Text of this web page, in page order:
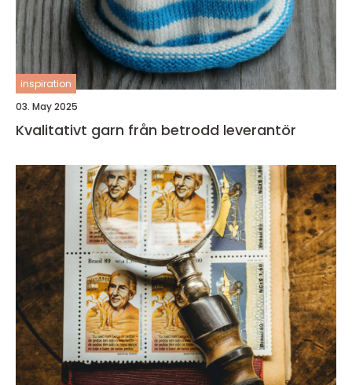
inspiration
03. May 2025
Kvalitativt garn från betrodd leverantör